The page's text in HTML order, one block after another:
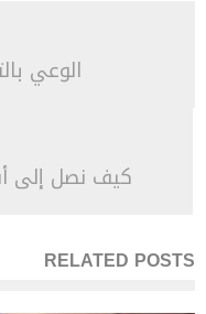
الوعي
كيف نصل إلى
RELATED POSTS